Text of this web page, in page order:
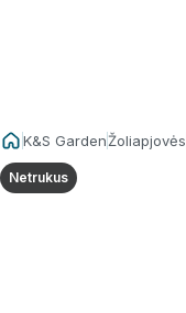
K&S GardenŽoliapjovės
Netrukus